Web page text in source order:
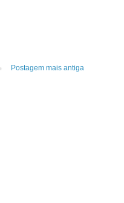
Postagem mais antiga